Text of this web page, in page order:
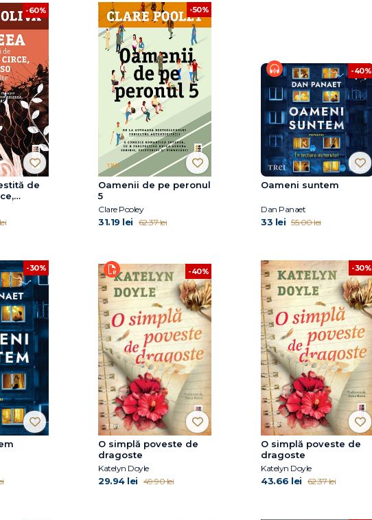
-60%
de
-50%
Oamenii de pe peronul
5
Clare Pooley
31.19 lei 62.37 lei
-40%
Oameni suntem
Dan Panaet
33 lei 55.00 lei
-30% -40%
O simplă poveste de
dragoste
Katelyn Doyle
29.94 lei 49.90 lei
-30%
O simplă poveste de
dragoste
Katelyn Doyle
43.66 lei 62.37 lei